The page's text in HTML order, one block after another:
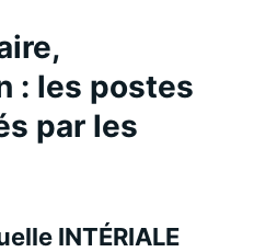
: les postes
par les
INTÉRIALE